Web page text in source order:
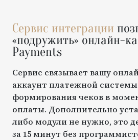
Сервис интеграции
«подружить» онлайн-
Payments
Сервис связывает вашу
аккаунт платежной
формирования чеков в
оплаты. Дополнительно
либо модули не нужно, это
за 15 минут без